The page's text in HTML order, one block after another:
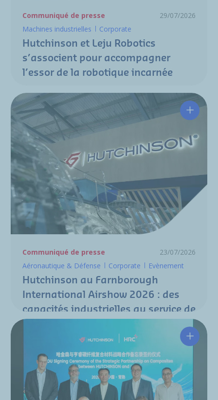
Communiqué de presse
29/07/2026
Machines industrielles
Corporate
Hutchinson et Leju Robotics
s’associent pour accompagner
l’essor de la robotique incarnée
Communiqué de presse
23/07/2026
Aéronautique & Défense
Corporate Evènement
Hutchinson au Farnborough
International Airshow 2026 : des
capacités industrielles au service de
programmes aéronautiques